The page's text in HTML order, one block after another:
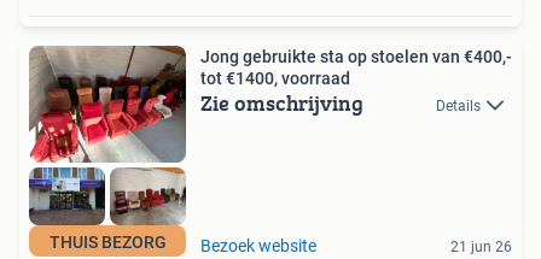
THUIS BEZORG
Jong gebruikte sta op stoelen van €400,-
tot €1400, voorraad
Zie omschrijving Details
Bezoek website 21 jun 26